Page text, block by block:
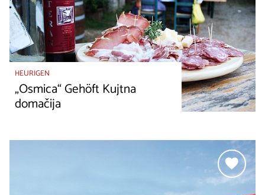
HEURIGEN
„Osmica“ Gehöft Kujtna
domačija